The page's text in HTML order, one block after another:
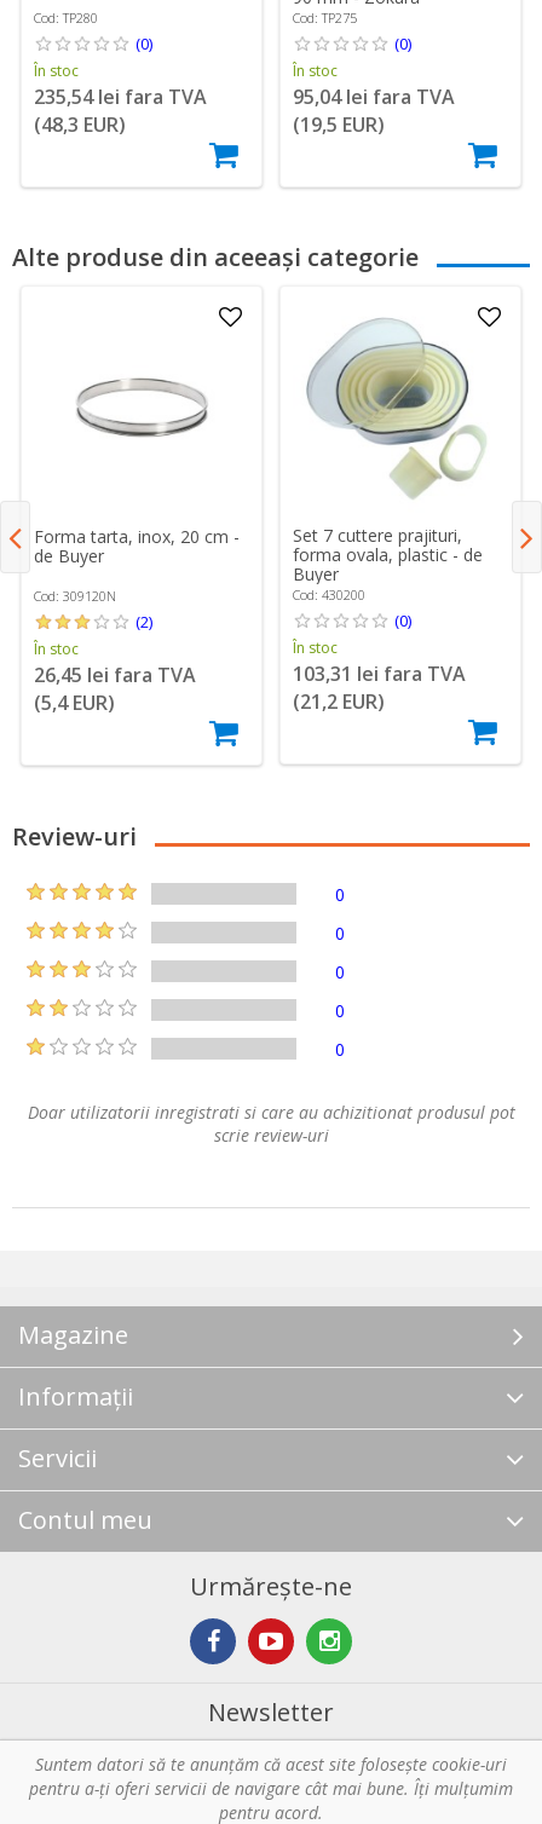
Cod: TP280
(0)
În stoc
235,54 lei fara TVA
(48,3 EUR)
Cod: TP275
(0)
În stoc
95,04 lei fara TVA
(19,5 EUR)
Alte produse din aceeași categorie
Forma tarta, inox, 20 cm -
de Buyer
Cod: 309120N
(2)
În stoc
26,45 lei fara TVA
(5,4 EUR)
Set 7 cuttere prajituri,
forma ovala, plastic - de
Buyer
Cod: 430200
(0)
În stoc
103,31 lei fara TVA
(21,2 EUR)
Review-uri
0
0
0
0
0
Doar utilizatorii inregistrati si care au achizitionat produsul pot
scrie review-uri
Magazine
Informații
Servicii
Contul meu
Urmărește-ne
Newsletter
Abonare
Suntem datori să te anunţăm că acest site foloseşte cookie-uri
pentru a-ți oferi servicii de navigare cât mai bune. Îţi mulțumim
pentru acord.